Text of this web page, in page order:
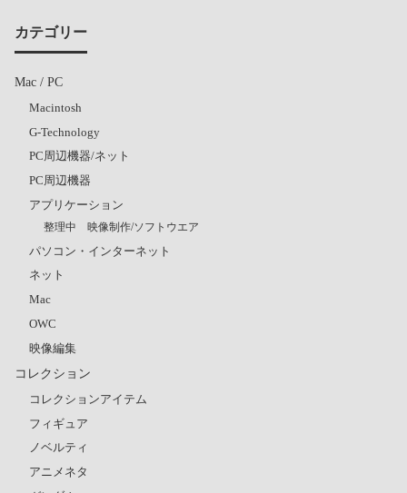
カテゴリー
Mac / PC
Macintosh
G-Technology
PC周辺機器/ネット
PC周辺機器
アプリケーション
整理中 映像制作/ソフトウエア
パソコン・インターネット
ネット
Mac
OWC
映像編集
コレクション
コレクションアイテム
フィギュア
ノベルティ
アニメネタ